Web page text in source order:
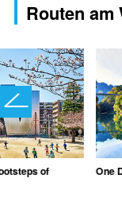
Routen am
of One